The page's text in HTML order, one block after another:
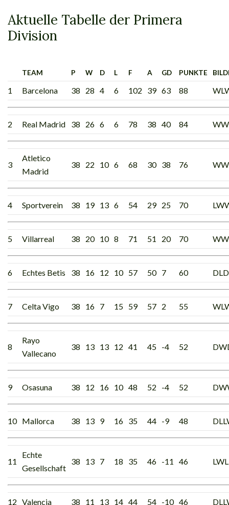
Aktuelle Tabelle der Primera
Division
TEAM P W D L F A GD PUNKTE
1 Barcelona 38 28 4 6 102 39 63 88
2 Real Madrid 38 26 6 6 78 38 40 84
3
Atletico
Madrid
38 22 10 6 68 30 38 76
4 Sportverein 38 19 13 6 54 29 25 70
5 Villarreal 38 20 10 8 71 51 20 70
6 Echtes Betis 38 16 12 10 57 50 7 60
7 Celta Vigo 38 16 7 15 59 57 2 55
8
Rayo
Vallecano
38 13 13 12 41 45 -4 52
9 Osasuna 38 12 16 10 48 52 -4 52
10 Mallorca 38 13 9 16 35 44 -9 48
11
Echte
Gesellschaft
38 13 7 18 35 46 -11 46
12 Valencia 38 11 13 14 44 54 -10 46